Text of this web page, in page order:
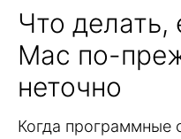
Что делать,
Mac по-
неточно
Когда программные